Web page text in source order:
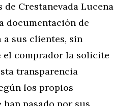
Crestanevada Lucena
documentación de
a sus clientes, sin
el comprador la solicite
transparencia
los propios